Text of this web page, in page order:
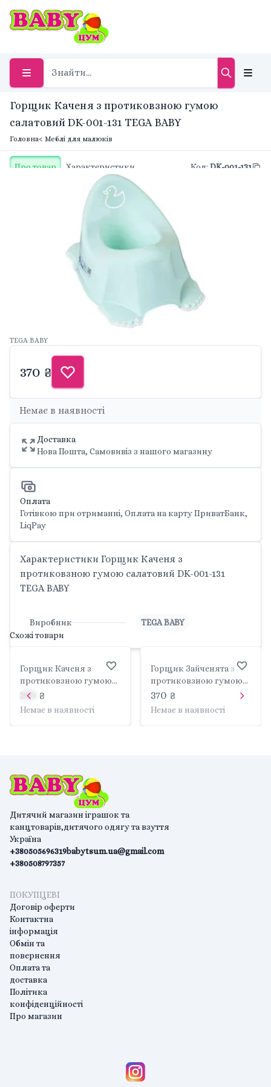
Горщик Каченя з протиковзною гумою
салатовий DK-001-131 TEGA BABY
Головна< Меблі для малюків
Про товар Характеристики Код: DK-001-131
TEGA BABY
370 ₴
Немає в наявності
Доставка
Нова Пошта, Самовивіз з нашого магазину
Оплата
Готівкою при отриманні, Оплата на карту ПриватБанк,
LiqPay
Характеристики Горщик Каченя з
протиковзною гумою салатовий DK-001-131
TEGA BABY
Виробник
TEGA BABY
Схожі товари
Горщик Каченя з
протиковзною гумою
світло жовтий DK-001-
370 ₴
Немає в наявності
Горщик Зайченята з
протиковзною гумою
м'ятний KR-001-105
370 ₴
Немає в наявності
Дитячий магазин іграшок та
канцтоварів,дитячого одягу та взуття
Україна
+380505696319
+380508797357
babytsum.ua@gmail.com
ПОКУПЦЕВІ
Договір оферти
Контактна
інформація
Обмін та
повернення
Оплата та
доставка
Політика
конфіденційності
Про магазин